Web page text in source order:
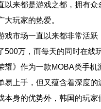
以来都是游戏之都，拥有
大玩家的热爱。
戏市场一直以来都非常活
500万，而每天的同时在
耀》作为一款MOBA类手
易上手，但又蕴含着深度
本身的优势外，韩国的玩